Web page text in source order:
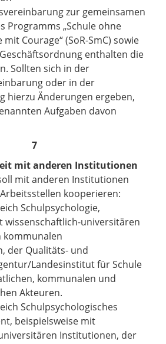
zur gemeinsamen
Programms „Schule ohne
Courage“ (SoR-SmC) sowie
enthalten die
Sollten sich in der
oder in der
hierzu Änderungen ergeben,
Aufgaben davon
7
mit anderen Institutionen
mit anderen Institutionen
kooperieren:
Schulpsychologie,
wissenschaftlich-universitären
der Qualitäts- und
Landesinstitut für Schule
kommunalen und
Akteuren.
Schulpsychologisches
beispielsweise mit
Institutionen, der